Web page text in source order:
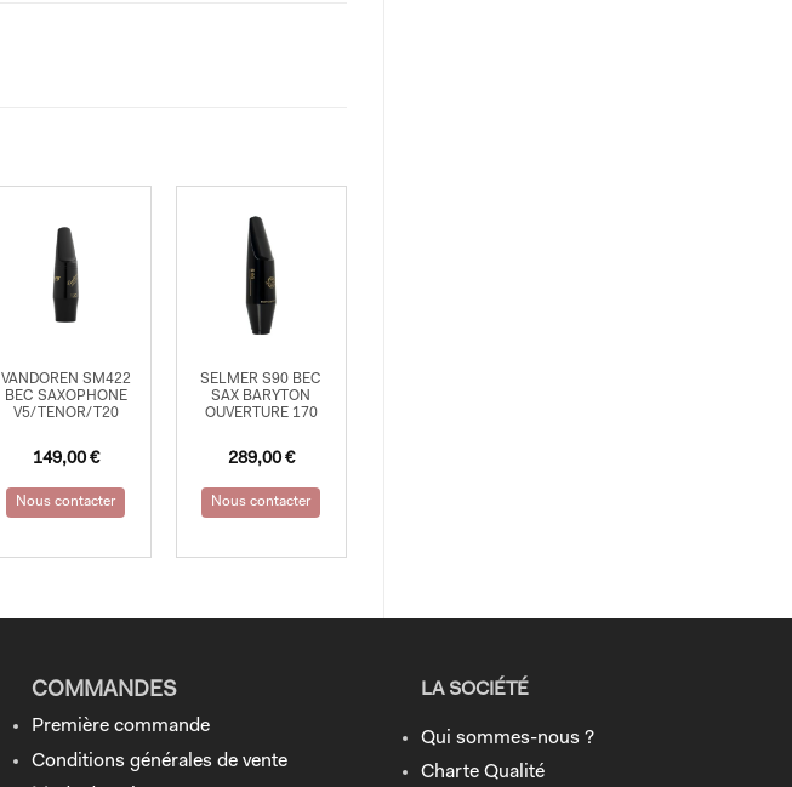
VANDOREN SM422
BEC SAXOPHONE
V5/TENOR/T20
149,00 €
Nous contacter
SELMER S90 BEC
SAX BARYTON
OUVERTURE 170
289,00 €
Nous contacter
COMMANDES
Première commande
Conditions générales de vente
LA SOCIÉTÉ
Qui sommes-nous ?
Charte Qualité